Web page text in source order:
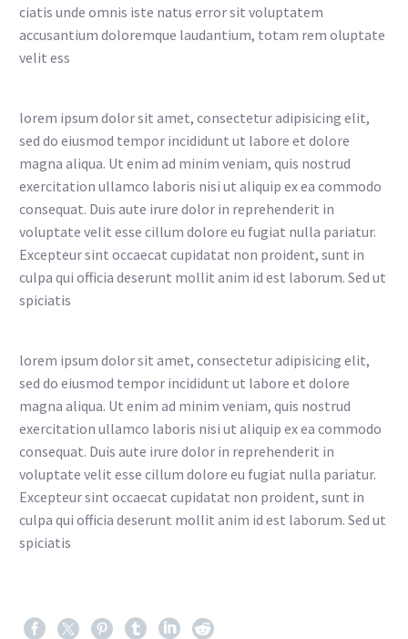
ciatis unde omnis iste natus error sit voluptatem
accusantium doloremque laudantium, totam rem oluptate
velit ess
lorem ipsum dolor sit amet, consectetur adipisicing elit,
sed do eiusmod tempor incididunt ut labore et dolore
magna aliqua. Ut enim ad minim veniam, quis nostrud
exercitation ullamco laboris nisi ut aliquip ex ea commodo
consequat. Duis aute irure dolor in reprehenderit in
voluptate velit esse cillum dolore eu fugiat nulla pariatur.
Excepteur sint occaecat cupidatat non proident, sunt in
culpa qui officia deserunt mollit anim id est laborum. Sed ut
spiciatis
lorem ipsum dolor sit amet, consectetur adipisicing elit,
sed do eiusmod tempor incididunt ut labore et dolore
magna aliqua. Ut enim ad minim veniam, quis nostrud
exercitation ullamco laboris nisi ut aliquip ex ea commodo
consequat. Duis aute irure dolor in reprehenderit in
voluptate velit esse cillum dolore eu fugiat nulla pariatur.
Excepteur sint occaecat cupidatat non proident, sunt in
culpa qui officia deserunt mollit anim id est laborum. Sed ut
spiciatis